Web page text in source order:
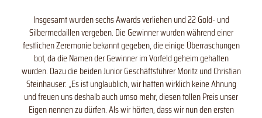
Insgesamt wurden sechs Awards verliehen und 22 Gold- und
Silbermedaillen vergeben. Die Gewinner wurden während einer
festlichen Zeremonie bekannt gegeben, die einige Überraschungen
bot, da die Namen der Gewinner im Vorfeld geheim gehalten
wurden. Dazu die beiden Junior Geschäftsführer Moritz und Christian
Steinhauser: „Es ist unglaublich, wir hatten wirklich keine Ahnung
und freuen uns deshalb auch umso mehr, diesen tollen Preis unser
Eigen nennen zu dürfen. Als wir hörten, dass wir nun den ersten